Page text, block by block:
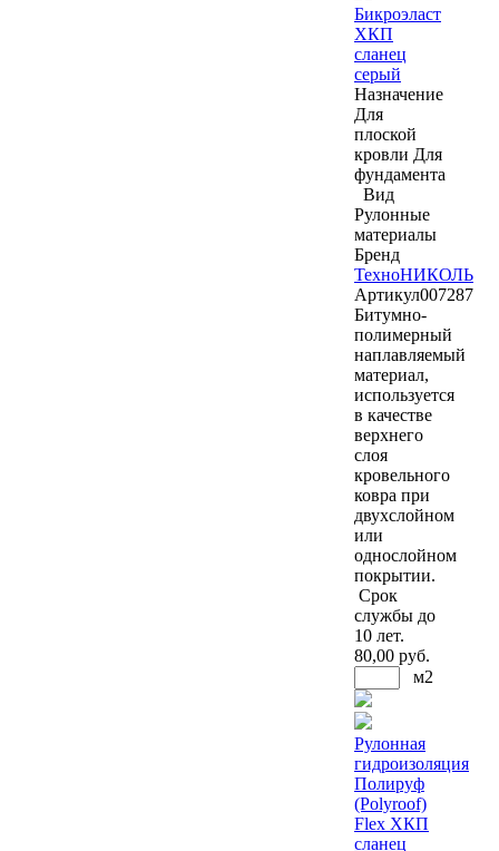
Бикроэласт
ХКП
сланец
серый
Назначение
Для
плоской
кровли Для
фундамента
Вид
Рулонные
материалы
Бренд
ТехноНИКОЛЬ
Артикул007287
Битумно-
полимерный
наплавляемый
материал,
используется
в качестве
верхнего
слоя
кровельного
ковра при
двухслойном
или
однослойном
покрытии.
Срок
службы до
10 лет.
80,00 руб.
м2
Рулонная
гидроизоляция
Полируф
(Polyroof)
Flex ХКП
сланец